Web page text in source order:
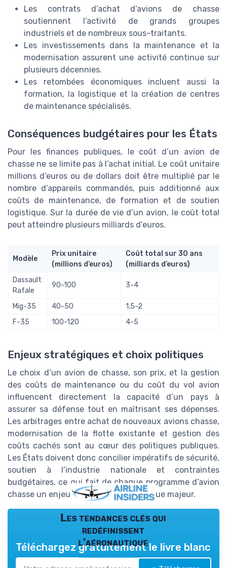
Les contrats d’achat d’avions de chasse
soutiennent l’activité de grands groupes
industriels et de nombreux sous-traitants.
Les investissements dans la maintenance et la
modernisation assurent une activité continue sur
plusieurs décennies.
Les retombées économiques incluent aussi la
formation, la logistique et la création de centres
de maintenance spécialisés.
Conséquences budgétaires pour les États
Pour les finances publiques, le coût d’un avion de
chasse ne se limite pas à l’achat initial. Le coût unitaire
millions d’euros ou de dollars doit être multiplié par le
nombre d’appareils commandés, puis additionné aux
coûts de maintenance, de formation et de soutien
logistique. Sur la durée de vie d’un avion, le coût total
peut atteindre plusieurs milliards d’euros.
Modèle
Prix unitaire
(millions d’euros)
Coût total sur 30 ans
(milliards d’euros)
Dassault
Rafale
90-100 3-4
Mig-35 40-50
1,5-2
F-35
100-120 4-5
Enjeux stratégiques et choix politiques
Le choix d’un avion de chasse, son prix, et la gestion
des coûts de maintenance ou du coût du vol avion
influencent directement la capacité d’un pays à
assurer sa défense tout en maîtrisant ses dépenses.
Les arbitrages entre achat de nouveaux avions chasse,
modernisation de la flotte existante et gestion des
coûts cachés sont au cœur des politiques publiques.
Les États doivent donc concilier impératifs de sécurité,
soutien à l’industrie nationale et contraintes
budgétaires, ce qui fait de chaque programme d’avion
chasse un enjeu économique et politique majeur.
Les tendances clés qui
redéfinissent
l’aéronautique
Téléchargez gratuitement le livre blanc